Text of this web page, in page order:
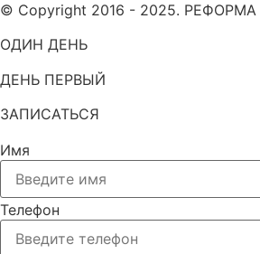
© Copyright 2016 - 2025. РЕФОРМА
ОДИН ДЕНЬ
ДЕНЬ ПЕРВЫЙ
ЗАПИСАТЬСЯ
Имя
Телефон